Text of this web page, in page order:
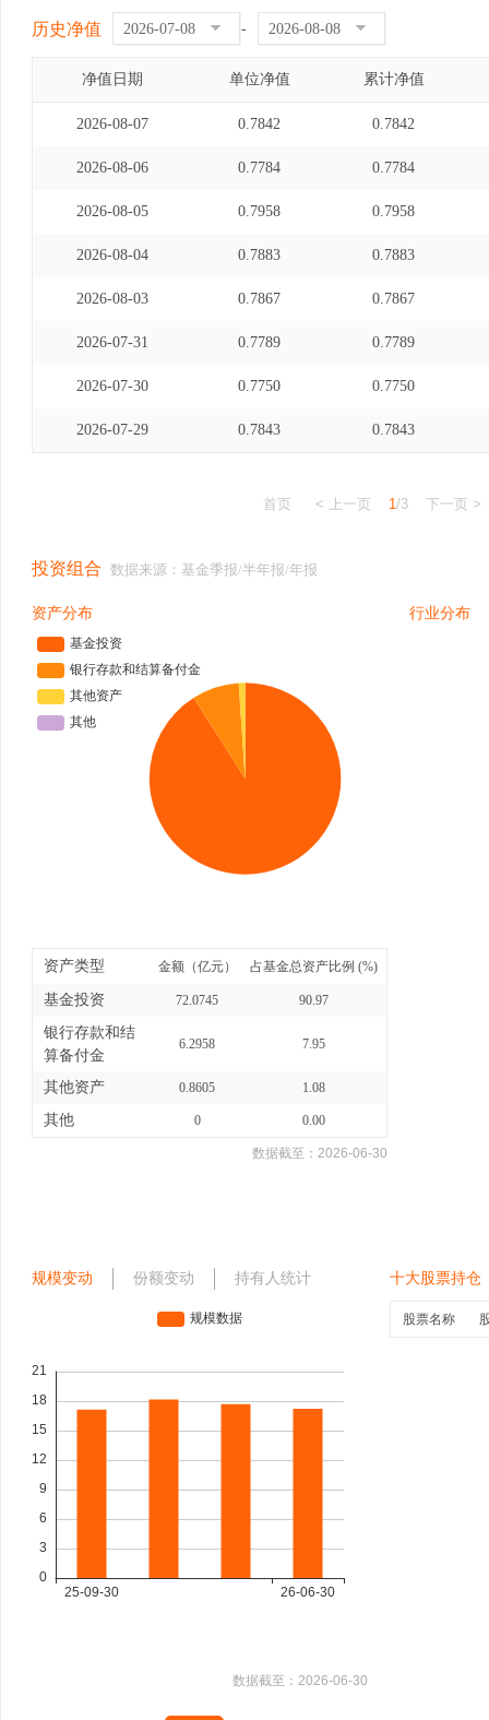
历史净值 -
净值日期 单位净值 累计净值
2026-08-07 0.7842 0.7842
2026-08-06 0.7784 0.7784
2026-08-05 0.7958 0.7958
2026-08-04 0.7883 0.7883
2026-08-03 0.7867 0.7867
2026-07-31 0.7789 0.7789
2026-07-30 0.7750 0.7750
2026-07-29 0.7843 0.7843
首页 < 上一页 1/3 下一页 >
投资组合 数据来源：基金季报/半年报/年报
资产分布
资产类型 金额（亿元） 占基金总资产比例 (%)
基金投资 72.0745 90.97
银行存款和结
算备付金
6.2958 7.95
其他资产 0.8605 1.08
其他 0 0.00
数据截至： 2026-06-30
行业分布
规模变动 份额变动 持有人统计
数据截至： 2026-06-30
十大股票持仓
股票名称